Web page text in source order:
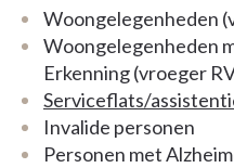
zelfstandigheid &
(24/7) de mogelijkheid
en/of hulp indien
steeds ter beschikking.
Woongelegenheden
Woongelegenheden
Erkenning (vroeger
Serviceflats/
Invalide personen
Personen met